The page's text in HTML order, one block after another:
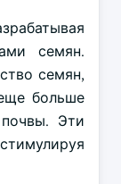
семян.
семян,
больше
Эти